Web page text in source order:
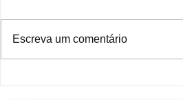
Escreva um comentário